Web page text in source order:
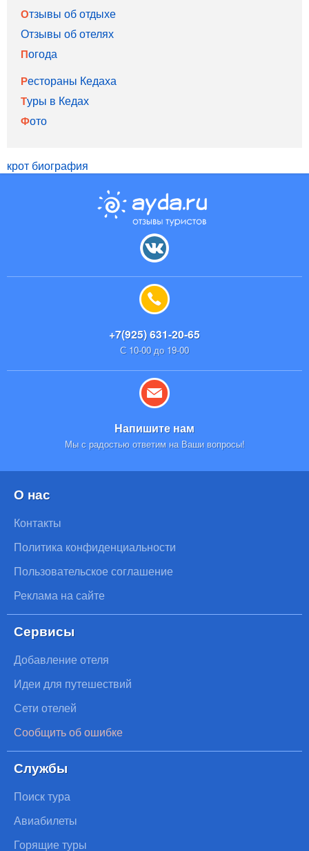
Отзывы об отдыхе
Отзывы об отелях
Погода
Рестораны Кедаха
Туры в Кедах
Фото
крот биография
+7(925) 631-20-65
С 10-00 до 19-00
Напишите нам
Мы с радостью ответим на Ваши вопросы!
О нас
Контакты
Политика конфиденциальности
Пользовательское соглашение
Реклама на сайте
Сервисы
Добавление отеля
Идеи для путешествий
Сети отелей
Сообщить об ошибке
Службы
Поиск тура
Авиабилеты
Горящие туры